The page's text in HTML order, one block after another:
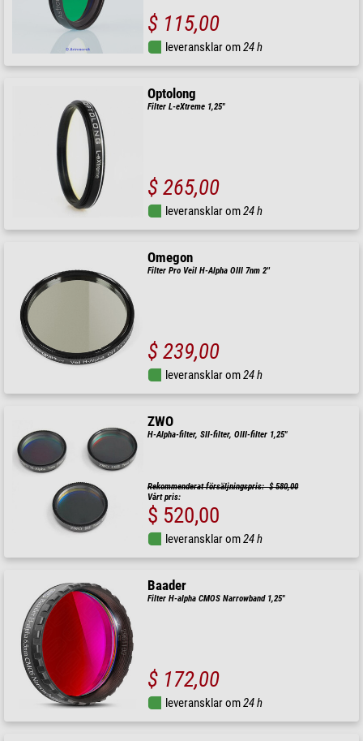
$ 115,00
leveransklar om24 h
Optolong
Filter L-eXtreme 1,25"
$ 265,00
leveransklar om24 h
Omegon
Filter Pro Veil H-Alpha OIII 7nm 2''
$ 239,00
leveransklar om24 h
ZWO
H-Alpha-filter, SII-filter, OIII-filter 1,25"
Rekommenderat försäljningspris: $ 580,00
Vårt pris:
$ 520,00
leveransklar om24 h
Baader
Filter H-alpha CMOS Narrowband 1,25"
$ 172,00
leveransklar om24 h